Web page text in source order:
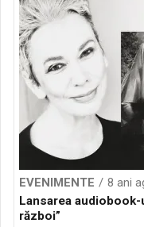
EVENIMENTE
8 ani
Lansarea audiobook-
război”